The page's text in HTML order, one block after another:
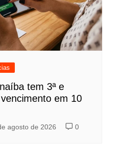
tem 3ª e
em 10
agosto de 2026 0